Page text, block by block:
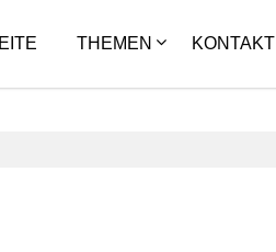
THEMEN KONTAKT